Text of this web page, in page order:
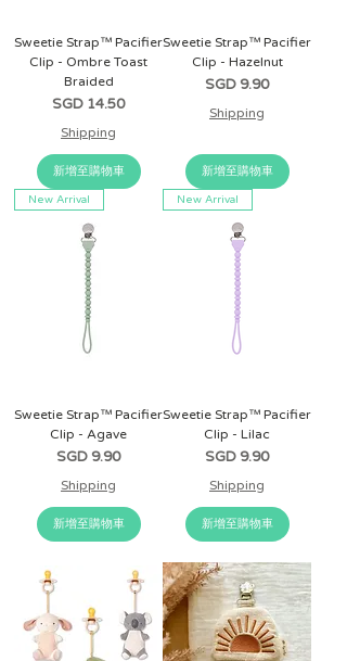
Sweetie Strap™ Pacifier
Clip - Ombre Toast
Braided
價格
SGD 14.50
Shipping
新增至購物車
Sweetie Strap™ Pacifier
Clip - Hazelnut
價格
SGD 9.90
Shipping
新增至購物車
New Arrival
Sweetie Strap™ Pacifier
Clip - Agave
價格
SGD 9.90
Shipping
新增至購物車
New Arrival
Sweetie Strap™ Pacifier
Clip - Lilac
價格
SGD 9.90
Shipping
新增至購物車